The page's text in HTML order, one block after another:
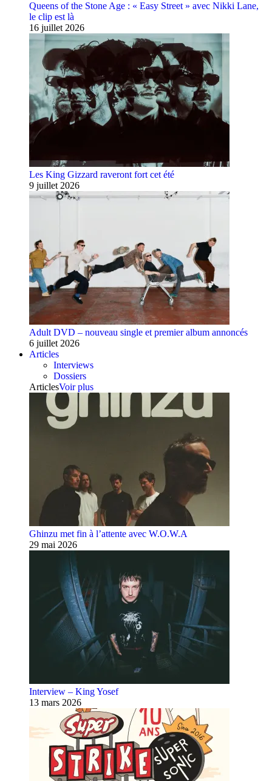
Queens of the Stone Age : « Easy Street » avec Nikki Lane,
le clip est là
16 juillet 2026
Les King Gizzard raveront fort cet été
9 juillet 2026
Adult DVD – nouveau single et premier album annoncés
6 juillet 2026
Articles
Interviews
Dossiers
ArticlesVoir plus
Ghinzu met fin à l’attente avec W.O.W.A
29 mai 2026
Interview – King Yosef
13 mars 2026